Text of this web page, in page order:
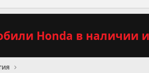
Honda в наличии